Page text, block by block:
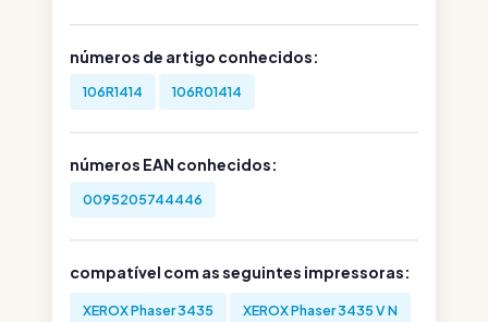
números de artigo conhecidos:
106R1414 106R01414
números EAN conhecidos:
0095205744446
compatível com as seguintes impressoras:
XEROX Phaser 3435 XEROX Phaser 3435 V N